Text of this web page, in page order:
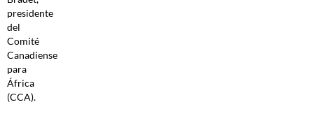
presidente
del
Comité
Canadiense
para
África
(CCA).